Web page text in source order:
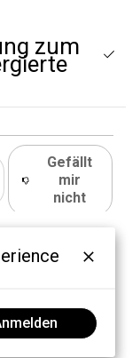
zum
Gefällt
mir
nicht